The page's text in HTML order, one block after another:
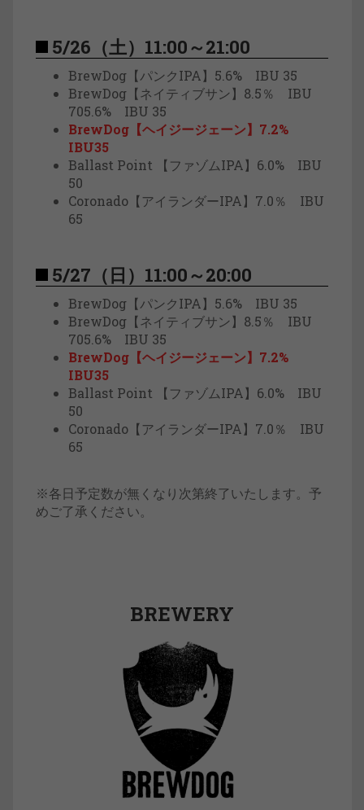
5/26（土）11:00～21:00
BrewDog【パンクIPA】5.6% IBU 35
BrewDog【ネイティブサン】8.5％ IBU
705.6% IBU 35
BrewDog【ヘイジージェーン】7.2%
IBU35
Ballast Point 【ファゾムIPA】6.0% IBU
50
Coronado【アイランダーIPA】7.0％ IBU
65
5/27（日）11:00～20:00
BrewDog【パンクIPA】5.6% IBU 35
BrewDog【ネイティブサン】8.5％ IBU
705.6% IBU 35
BrewDog【ヘイジージェーン】7.2%
IBU35
Ballast Point 【ファゾムIPA】6.0% IBU
50
Coronado【アイランダーIPA】7.0％ IBU
65
※各日予定数が無くなり次第終了いたします。予
めご了承ください。
BREWERY